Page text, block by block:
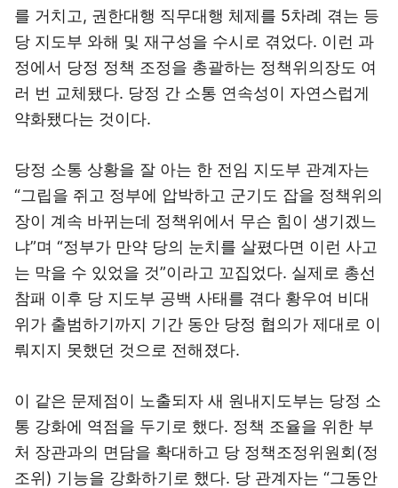
를 거치고, 권한대행 직무대행 체제를 5차례 겪는 등
당 지도부 와해 및 재구성을 수시로 겪었다. 이런 과
정에서 당정 정책 조정을 총괄하는 정책위의장도 여
러 번 교체됐다. 당정 간 소통 연속성이 자연스럽게
약화됐다는 것이다.
당정 소통 상황을 잘 아는 한 전임 지도부 관계자는
“그립을 쥐고 정부에 압박하고 군기도 잡을 정책위의
장이 계속 바뀌는데 정책위에서 무슨 힘이 생기겠느
냐”며 “정부가 만약 당의 눈치를 살폈다면 이런 사고
는 막을 수 있었을 것”이라고 꼬집었다. 실제로 총선
참패 이후 당 지도부 공백 사태를 겪다 황우여 비대
위가 출범하기까지 기간 동안 당정 협의가 제대로 이
뤄지지 못했던 것으로 전해졌다.
이 같은 문제점이 노출되자 새 원내지도부는 당정 소
통 강화에 역점을 두기로 했다. 정책 조율을 위한 부
처 장관과의 면담을 확대하고 당 정책조정위원회(정
조위) 기능을 강화하기로 했다. 당 관계자는 “그동안